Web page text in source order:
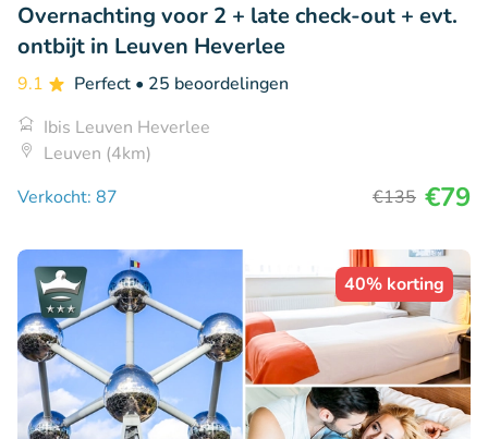
Overnachting voor 2 + late check-out + evt.
ontbijt in Leuven Heverlee
9.1 Perfect • 25 beoordelingen
Ibis Leuven Heverlee
Leuven (4km)
Verkocht: 87
€135 €79
40% korting